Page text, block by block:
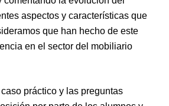
aspectos y características que
que han hecho de este
en el sector del mobiliario
práctico y las preguntas